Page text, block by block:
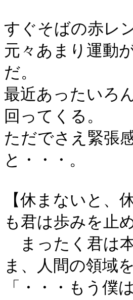
すぐそばの赤レ
元々あまり運動
だ。
最近あったいろ
回ってくる。
ただでさえ緊張
と・・・。
【休まないと、
も君は歩みを止
まったく君は
ま、人間の領域
「・・・もう僕